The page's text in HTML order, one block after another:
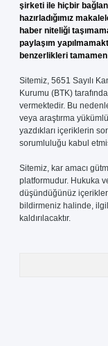
şirketi ile hiçbir
hazırladığımız
haber niteliği
paylaşım
benzerlikleri
Sitemiz, 5651 Sayılı
Kurumu (BTK)
vermektedir. Bu
veya araştırma
yazdıkları içeriklerin
sorumluluğu kabul
Sitemiz, kar amacı
platformudur. Hukuka
düşündüğünüz
bildirmeniz halinde,
kaldırılacaktır.